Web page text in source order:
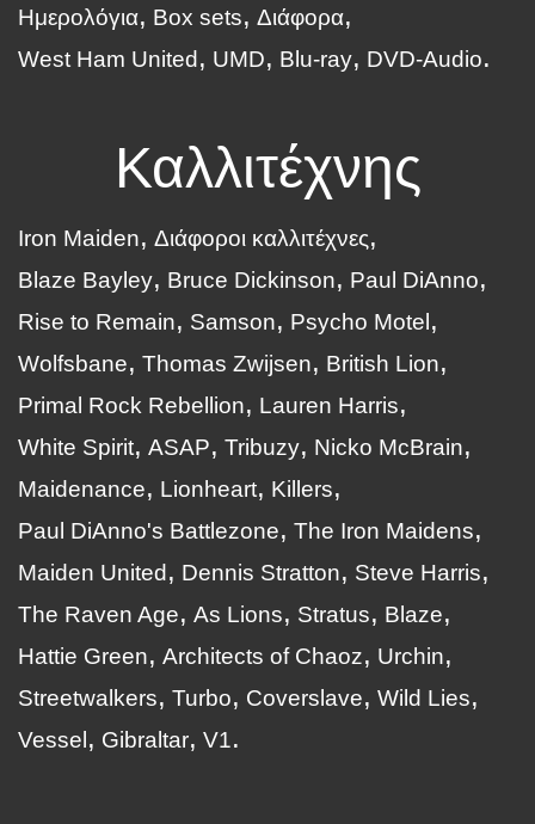
Ημερολόγια
Box sets
Διάφορα
West Ham United
UMD Blu-ray DVD-Audio
Καλλιτέχνης
Iron Maiden
Διάφοροι καλλιτέχνες
Blaze Bayley
Bruce Dickinson
Paul DiAnno
Rise to Remain
Samson
Psycho Motel
Wolfsbane
Thomas Zwijsen
British Lion
Primal Rock Rebellion
Lauren Harris
White Spirit ASAP Tribuzy
Nicko McBrain
Maidenance
Lionheart
Killers
Paul DiAnno's Battlezone
The Iron Maidens
Maiden United
Dennis Stratton
Steve Harris
The Raven Age
As Lions Stratus
Blaze
Hattie Green
Architects of Chaoz
Urchin
Streetwalkers
Turbo Coverslave
Wild Lies
Vessel
Gibraltar V1